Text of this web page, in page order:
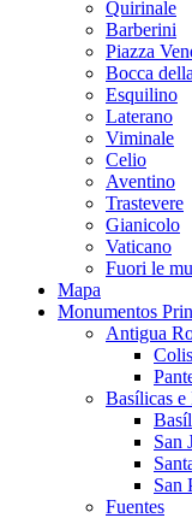
Quirinale
Barberini
Piazza
Bocca
Esquilino
Laterano
Viminale
Celio
Aventino
Trastevere
Gianicolo
Vaticano
Fuori le
Mapa
Monumentos
Antigua
Basílicas e
San
San
Fuentes